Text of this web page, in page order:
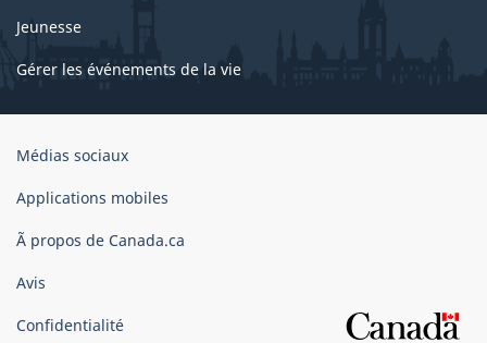
Jeunesse
Gérer les événements de la vie
Organisation
gouvernement
Canada
Médias sociaux
Applications mobiles
Ã propos de Canada.ca
Avis
Confidentialité